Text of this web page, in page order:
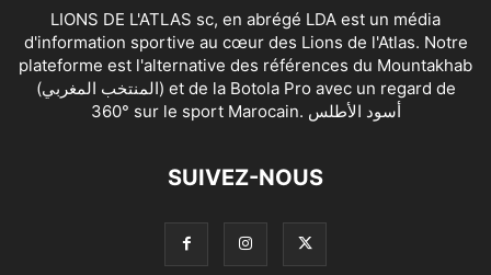
LIONS DE L'ATLAS sc, en abrégé LDA est un média
d'information sportive au cœur des Lions de l'Atlas. Notre
plateforme est l'alternative des références du Mountakhab
(المنتخب المغربي) et de la Botola Pro avec un regard de
360° sur le sport Marocain. أسود الأطلس
SUIVEZ-NOUS